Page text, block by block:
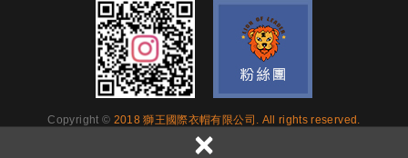
×
Copyright © 2018 獅王國際衣帽有限公司. All rights reserved.